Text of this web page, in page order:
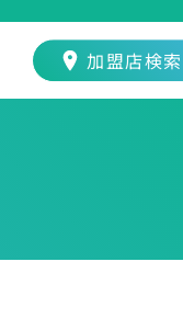
加盟店検索